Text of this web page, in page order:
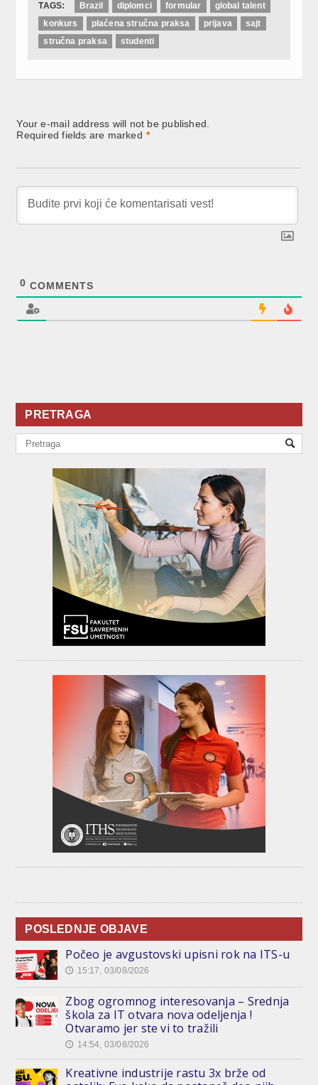
TAGS: Brazil diplomci formular
global talent
konkurs
plaćena stručna praksa prijava
sajt
stručna praksa
studenti
Your e-mail address will not be published.
Required fields are marked *
0 COMMENTS
PRETRAGA
POSLEDNJE OBJAVE
Počeo je avgustovski upisni rok na ITS-u
🕔 15:17, 03/08/2026
Zbog ogromnog interesovanja – Srednja
škola za IT otvara nova odeljenja !
Otvaramo jer ste vi to tražili
🕔 14:54, 03/08/2026
Kreativne industrije rastu 3x brže od